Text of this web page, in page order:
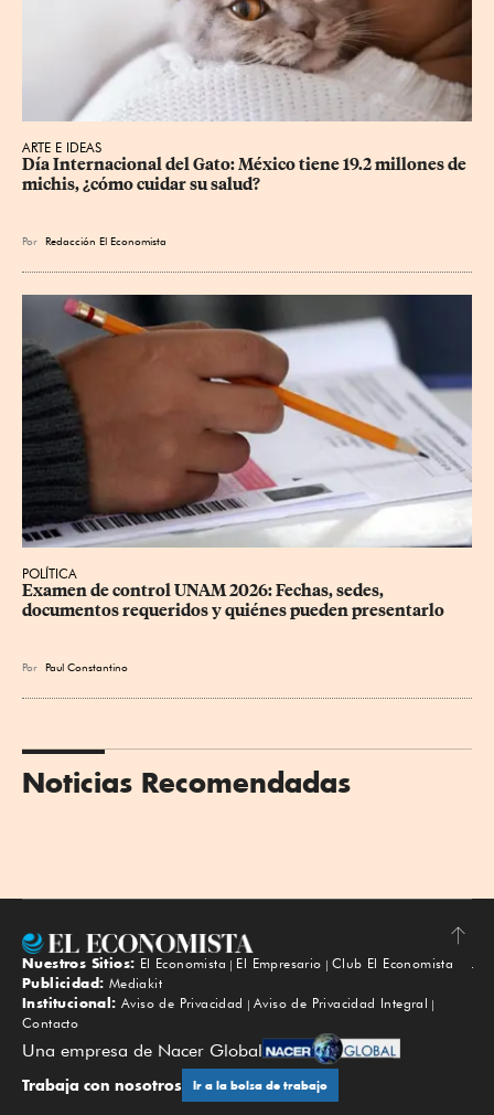
ARTE E IDEAS
Día Internacional del Gato: México tiene 19.2 millones de
michis, ¿cómo cuidar su salud?
Por Redacción El Economista
POLÍTICA
Examen de control UNAM 2026: Fechas, sedes,
documentos requeridos y quiénes pueden presentarlo
Por Paul Constantino
Noticias Recomendadas
Subir
Nuestros Sitios: El Economista El Empresario
Club El Economista
Publicidad: Mediakit
Institucional: Aviso de Privacidad
Aviso de Privacidad Integral
Contacto
Una empresa de Nacer Global
Trabaja con nosotros Ir a la bolsa de trabajo